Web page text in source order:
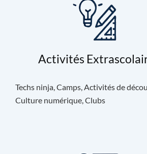
Activités
Techs ninja, Camps, Activités de
Culture numérique, Clubs